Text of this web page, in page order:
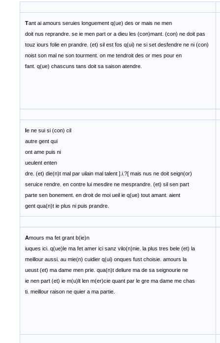
Tant ai amours seruies longuement q(ue) des or mais ne men
doit nus reprandre. se ie men part or a dieu les (con)mant. (con) ne doit pas
touz iours folie en prandre. (et) sil est fos q(ui) ne si set desfendre ne ni (con)
noist son mal ne son tourment. on me tendroit des or mes pour en
fant. q(ue) chascuns tans doit sa saison atendre.
Ie ne sui si (con) cil
autre gent qui
ont ame puis ni
ueulent enten
dre. (et) die(n)t mal par uilain mal talent ].i.?[ mais nus ne doit seign(or)
seruice rendre. en contre lui mesdire ne mesprandre. (et) sil sen part
parte sen bonement. en droit de moi ueil ie q(ue) tout amant. aient
gent qua(n)t ie plus ni puis prandre.
Amours ma fet grant b(ie)n
iuques ici. q(ue)le ma fet amer ici sanz vilo(n)nie. la plus tres bele (et) la
meillour aussi. au mie(n) cuidier q(ui) onques fust choisie. amours la
ueust (et) ma dame men prie. qua(n)t deliure ma de sa seignourie ne
ie nen part (et) ie m(u)lt len m(er)cie quant par le gre ma dame me chas
ti. meillour raison ne quier a ma partie.